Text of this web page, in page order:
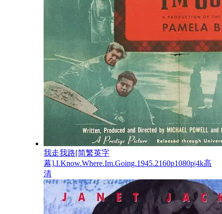
我走我路[简繁英字
幕].I.Know.Where.Im.Going.1945.2160p1080p|4k高
清